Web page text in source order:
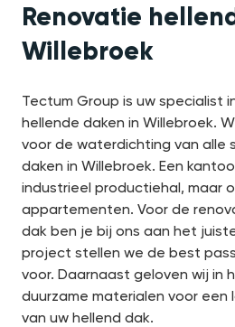
Renovatie
Willebroek
Tectum Group is uw specialist
hellende daken in Willebroek.
voor de waterdichting van alle
daken in Willebroek. Een
industrieel productiehal, maar
appartementen. Voor de
dak ben je bij ons aan het
project stellen we de best
voor. Daarnaast geloven wij in
duurzame materialen voor een
van uw hellend dak.